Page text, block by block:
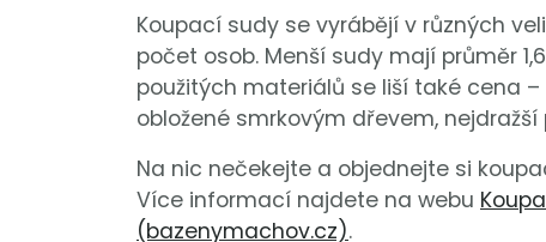
Koupací sudy se vyrábějí v různých
počet osob. Menší sudy mají průměr
použitých materiálů se liší také cena
obložené smrkovým dřevem,
Na nic nečekejte a objednejte si
Více informací najdete na webu
(bazenymachov.cz).